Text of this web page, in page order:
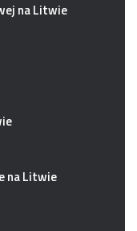
na Litwie
na Litwie